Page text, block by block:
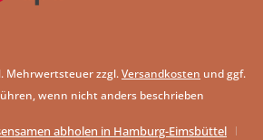
Mehrwertsteuer zzgl.Versandkosten und ggf.
wenn nicht anders beschrieben
abholen in Hamburg-Eimsbüttel